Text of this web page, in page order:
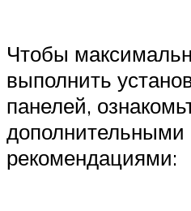
Чтобы
выполнить
панелей,
дополнительными
рекомендациями: